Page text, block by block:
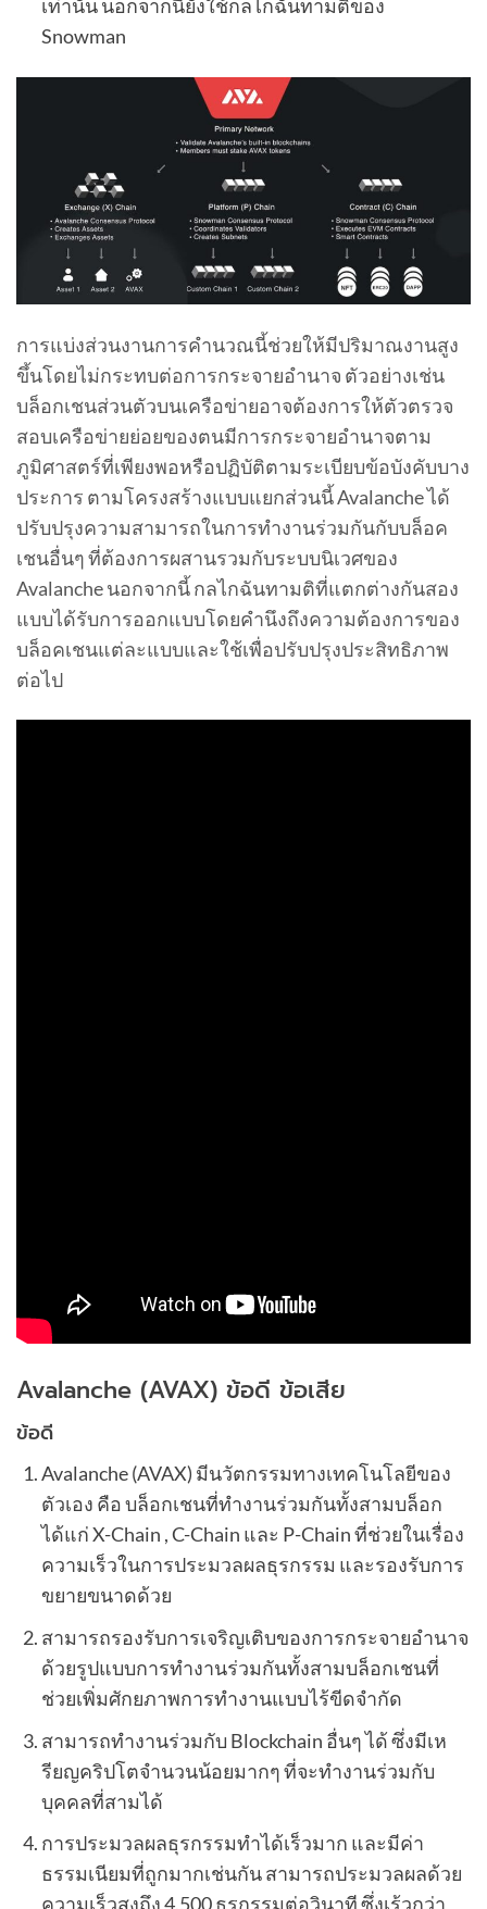
เท่านั้น นอกจากนี้ยังใช้กลไกฉันทามติของ
Snowman
การแบ่งส่วนงานการคำนวณนี้ช่วยให้มีปริมาณงานสูง
ขึ้นโดยไม่กระทบต่อการกระจายอำนาจ ตัวอย่างเช่น
บล็อกเชนส่วนตัวบนเครือข่ายอาจต้องการให้ตัวตรวจ
สอบเครือข่ายย่อยของตนมีการกระจายอำนาจตาม
ภูมิศาสตร์ที่เพียงพอหรือปฏิบัติตามระเบียบข้อบังคับบาง
ประการ ตามโครงสร้างแบบแยกส่วนนี้ Avalanche ได้
ปรับปรุงความสามารถในการทำงานร่วมกันกับบล็อค
เชนอื่นๆ ที่ต้องการผสานรวมกับระบบนิเวศของ
Avalanche นอกจากนี้ กลไกฉันทามติที่แตกต่างกันสอง
แบบได้รับการออกแบบโดยคำนึงถึงความต้องการของ
บล็อคเชนแต่ละแบบและใช้เพื่อปรับปรุงประสิทธิภาพ
ต่อไป
Avalanche (AVAX) ข้อดี ข้อเสีย
ข้อดี
Avalanche (AVAX) มีนวัตกรรมทางเทคโนโลยีของ
ตัวเอง คือ บล็อกเชนที่ทำงานร่วมกันทั้งสามบล็อก
ได้แก่ X-Chain , C-Chain และ P-Chain ที่ช่วยในเรื่อง
ความเร็วในการประมวลผลธุรกรรม และรองรับการ
ขยายขนาดด้วย
สามารถรองรับการเจริญเติบของการกระจายอำนาจ
ด้วยรูปแบบการทำงานร่วมกันทั้งสามบล็อกเชนที่
ช่วยเพิ่มศักยภาพการทำงานแบบไร้ขีดจำกัด
สามารถทำงานร่วมกับ Blockchain อื่นๆ ได้ ซึ่งมีเห
รียญคริปโตจำนวนน้อยมากๆ ที่จะทำงานร่วมกับ
บุคคลที่สามได้
การประมวลผลธุรกรรมทำได้เร็วมาก และมีค่า
ธรรมเนียมที่ถูกมากเช่นกัน สามารถประมวลผลด้วย
ความเร็วสูงถึง 4,500 ธุรกรรมต่อวินาที ซึ่งเร้วกว่า